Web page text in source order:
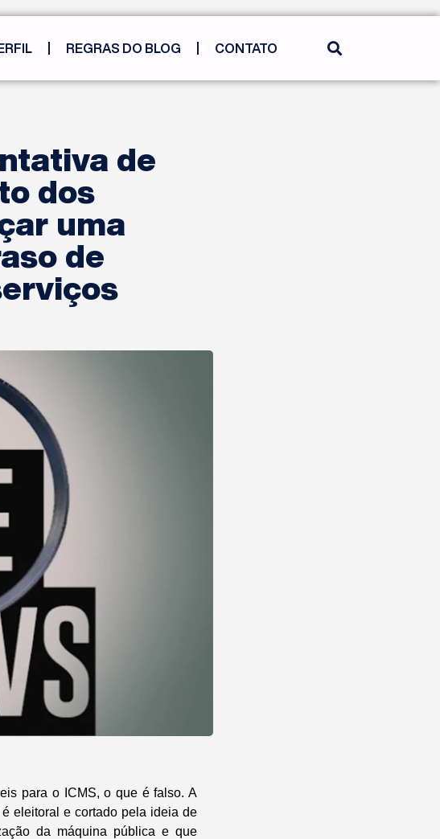
REGRAS DO BLOG CONTATO
de
dos
uma
de
para o ICMS, o que é falso. A
eleitoral e cortado pela ideia de
da máquina pública e que